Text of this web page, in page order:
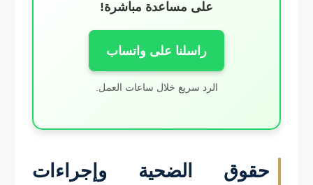
على مساعدة مباشرة!
راسلنا على واتساب
الرد سريع خلال ساعات العمل.
حقوق الضحية وإجراءات